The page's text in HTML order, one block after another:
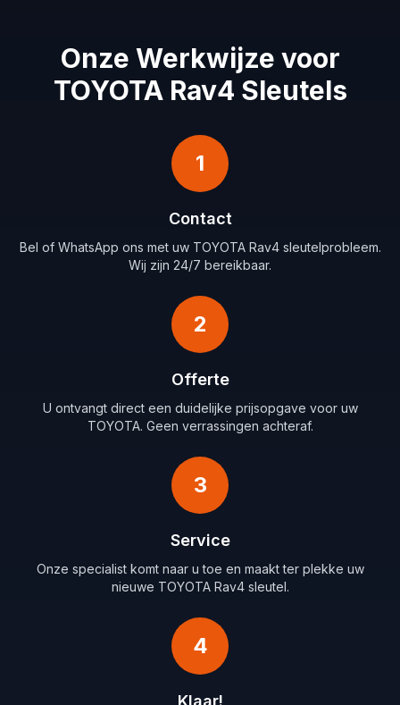
Onze Werkwijze voor
TOYOTA Rav4 Sleutels
1
Contact
Bel of WhatsApp ons met uw TOYOTA Rav4 sleutelprobleem.
Wij zijn 24/7 bereikbaar.
2
Offerte
U ontvangt direct een duidelijke prijsopgave voor uw
TOYOTA. Geen verrassingen achteraf.
3
Service
Onze specialist komt naar u toe en maakt ter plekke uw
nieuwe TOYOTA Rav4 sleutel.
4
Klaar!